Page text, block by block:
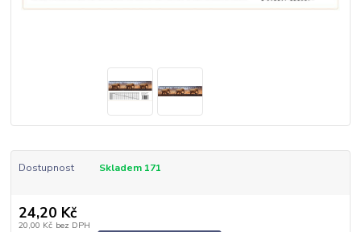
Dostupnost Skladem 171
24,20 Kč
20,00 Kč bez DPH